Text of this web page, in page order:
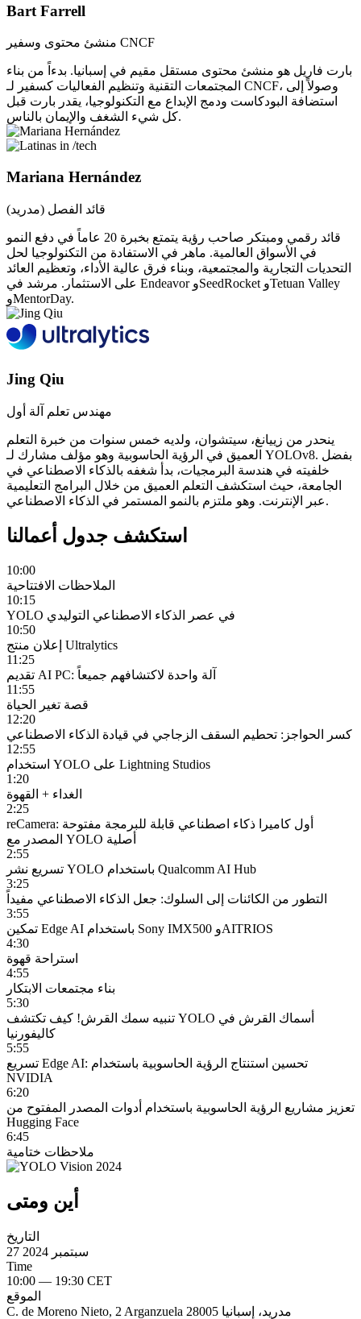
Bart Farrell
منشئ محتوى وسفير CNCF
بارت فاريل هو منشئ محتوى مستقل مقيم في إسبانيا. بدءاً من بناء
المجتمعات التقنية وتنظيم الفعاليات كسفير لـ CNCF، وصولاً إلى
استضافة البودكاست ودمج الإبداع مع التكنولوجيا، يقدر بارت قبل
كل شيء الشغف والإيمان بالناس.
Mariana Hernández
قائد الفصل (مدريد)
قائد رقمي ومبتكر صاحب رؤية يتمتع بخبرة 20 عاماً في دفع النمو
في الأسواق العالمية. ماهر في الاستفادة من التكنولوجيا لحل
التحديات التجارية والمجتمعية، وبناء فرق عالية الأداء، وتعظيم العائد
على الاستثمار. مرشد في Endeavor وSeedRocket وTetuan Valley
وMentorDay.
Jing Qiu
مهندس تعلم آلة أول
ينحدر من زييانغ، سيتشوان، ولديه خمس سنوات من خبرة التعلم
العميق في الرؤية الحاسوبية وهو مؤلف مشارك لـ YOLOv8. بفضل
خلفيته في هندسة البرمجيات، بدأ شغفه بالذكاء الاصطناعي في
الجامعة، حيث استكشف التعلم العميق من خلال البرامج التعليمية
عبر الإنترنت. وهو ملتزم بالنمو المستمر في الذكاء الاصطناعي.
استكشف جدول أعمالنا
10:00
الملاحظات الافتتاحية
10:15
YOLO في عصر الذكاء الاصطناعي التوليدي
10:50
إعلان منتج Ultralytics
11:25
تقديم AI PC: آلة واحدة لاكتشافهم جميعاً
11:55
قصة تغير الحياة
12:20
كسر الحواجز: تحطيم السقف الزجاجي في قيادة الذكاء الاصطناعي
12:55
استخدام YOLO على Lightning Studios
1:20
الغداء + القهوة
2:25
reCamera: أول كاميرا ذكاء اصطناعي قابلة للبرمجة مفتوحة
المصدر مع YOLO أصلية
2:55
تسريع نشر YOLO باستخدام Qualcomm AI Hub
3:25
التطور من الكائنات إلى السلوك: جعل الذكاء الاصطناعي مفيداً
3:55
تمكين Edge AI باستخدام Sony IMX500 وAITRIOS
4:30
استراحة قهوة
4:55
بناء مجتمعات الابتكار
5:30
تنبيه سمك القرش! كيف تكتشف YOLO أسماك القرش في
كاليفورنيا
5:55
تسريع Edge AI: تحسين استنتاج الرؤية الحاسوبية باستخدام
NVIDIA
6:20
تعزيز مشاريع الرؤية الحاسوبية باستخدام أدوات المصدر المفتوح من
Hugging Face
6:45
ملاحظات ختامية
أين ومتى
التاريخ
27 سبتمبر 2024
Time
10:00 — 19:30 CET
الموقع
C. de Moreno Nieto, 2 Arganzuela 28005 مدريد، إسبانيا